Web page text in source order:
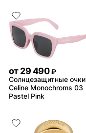
от29 490 ₽
Солнцезащитные очки
Celine Monochroms 03
Pastel Pink